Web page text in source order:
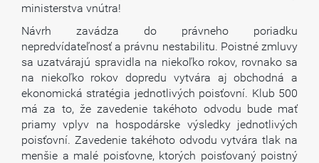
ministerstva vnútra!
Návrh zavádza do právneho poriadku
nepredvídateľnosť a právnu nestabilitu. Poistné zmluvy
sa uzatvárajú spravidla na niekoľko rokov, rovnako sa
na niekoľko rokov dopredu vytvára aj obchodná a
ekonomická stratégia jednotlivých poisťovní. Klub 500
má za to, že zavedenie takéhoto odvodu bude mať
priamy vplyv na hospodárske výsledky jednotlivých
poisťovní. Zavedenie takéhoto odvodu vytvára tlak na
menšie a malé poisťovne, ktorých poisťovaný poistný